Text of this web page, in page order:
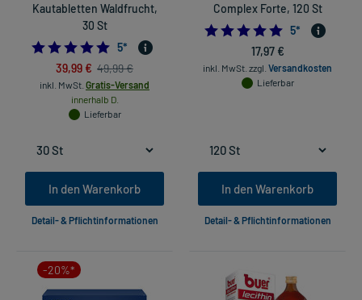
Kautabletten Waldfrucht,
30 St
5.0
5*
39,99 € 49,99 €
inkl. MwSt. Gratis-Versand
innerhalb D.
Lieferbar
In den Warenkorb
Detail- & Pflichtinformationen
Complex Forte, 120 St
5.0
5*
17,97 €
inkl. MwSt. zzgl. Versandkosten
Lieferbar
In den Warenkorb
Detail- & Pflichtinformationen
-20%*